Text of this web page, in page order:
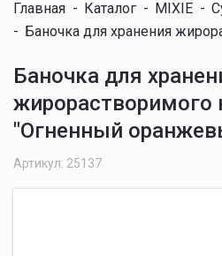
Главная - Каталог - MIXIE -
- Баночка для хранения
Баночка для
жирорастворимого
"Огненный
Артикул: 25137